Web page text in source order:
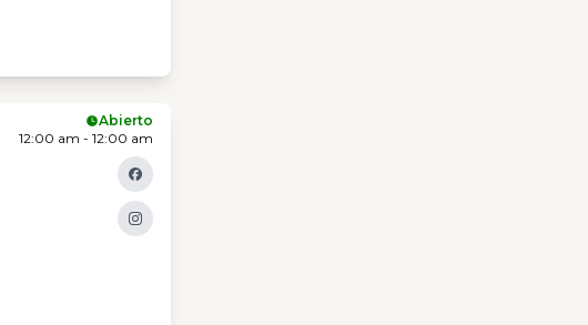
Abierto
12:00 am - 12:00 am